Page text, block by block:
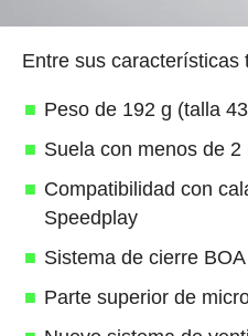
Entre sus características
Peso de 192 g (talla
Suela con menos de 2
Compatibilidad con
Speedplay
Sistema de cierre
Parte superior de